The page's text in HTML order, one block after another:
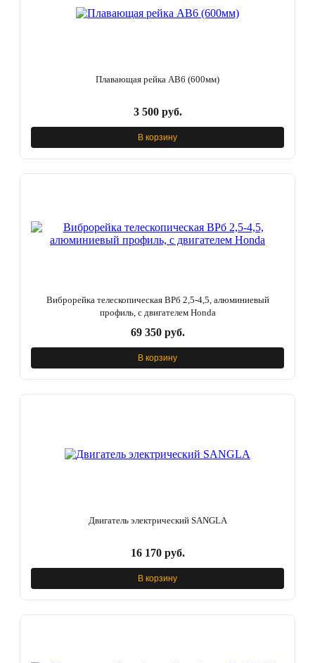
Плавающая рейка AB6 (600мм)
3 500 руб.
В корзину
Виброрейка телескопическая ВРб 2,5-4,5, алюминиевый
профиль, с двигателем Honda
69 350 руб.
В корзину
Двигатель электрический SANGLA
16 170 руб.
В корзину